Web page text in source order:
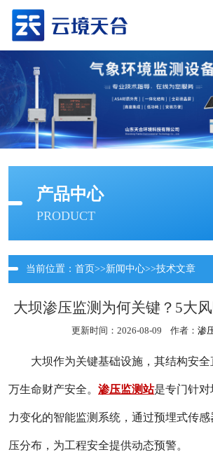
产品中心
PRODUCT
当前位置： 首页>>新闻中心>>技术文章
大坝渗压监测为何关键？5大
更新时间：2026-08-09 作者： 渗
大坝作为关键基础设施，其结构安
万生命财产安全。 渗压监测站是专门针
力变化的智能监测系统，通过预埋式传
压分布，为工程安全提供动态预警。